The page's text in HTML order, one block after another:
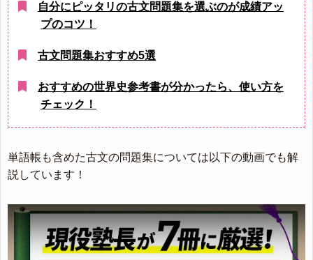
自分にピッタリの古文問題集を選ぶのが成績アッ
プのコツ！
古文問題集おすすめ5選
おすすめの世界史参考書が分かったら、使い方を
チェック！
単語帳も含めた古文の問題集については以下の動画でも解
説しています！